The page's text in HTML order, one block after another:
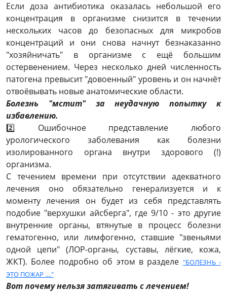
Если доза антибиотика оказалась небольшой его
концентрация в организме снизится в течении
нескольких часов до безопасных для микробов
концентраций и они снова начнут безнаказанно
"хозяйничать" в организме с ещё большим
остервенением. Через несколько дней численность
патогена превысит "довоенный" уровень и он начнёт
отвоёвывать новые анатомические области.
Болезнь "мстит" за неудачную попытку к
избавлению.
2️⃣ Ошибочное представление любого
урологического заболевания как болезни
изолированного органа внутри здорового (!)
организма.
С течением времени при отсутствии адекватного
лечения оно обязательно генерализуется и к
моменту лечения он будет из себя представлять
подобие "верхушки айсберга", где 9/10 - это другие
внутренние органы, втянутые в процесс болезни
гематогенно, или лимфогенно, ставшие "звеньями
одной цепи" (ЛОР-органы, суставы, лёгкие, кожа,
ЖКТ). Более подробно об этом в разделе "БОЛЕЗНЬ -
ЭТО ПОЖАР ...."
Вот почему нельзя затягивать с лечением!